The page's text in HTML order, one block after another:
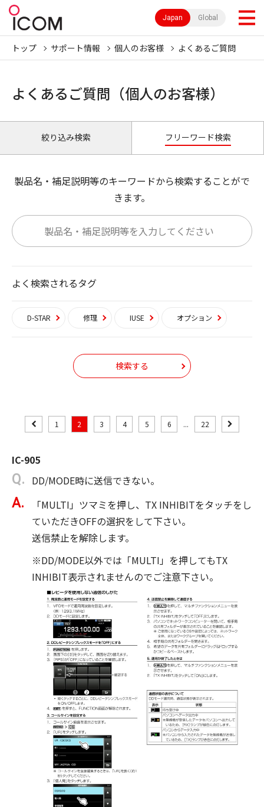
Japan Global
トップ サポート情報 個人のお客様 よくあるご質問
よくあるご質問（個人のお客様）
絞り込み検索 フリーワード検索
製品名・補足説明等のキーワードから検索することがで
きます。
よく検索されるタグ
D-STAR 修理 IUSE オプション
検索する
1 2 3 4 5 6 ... 22
IC-905
DD/MODE時に送信できない。
「MULTI」ツマミを押し、TX INHIBITをタッチをし
ていただきOFFの選択をして下さい。
送信禁止を解除します。
※DD/MODE以外では「MULTI」を押してもTX
INHIBIT表示されませんのでご注意下さい。